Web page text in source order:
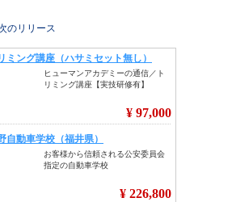
のリリース